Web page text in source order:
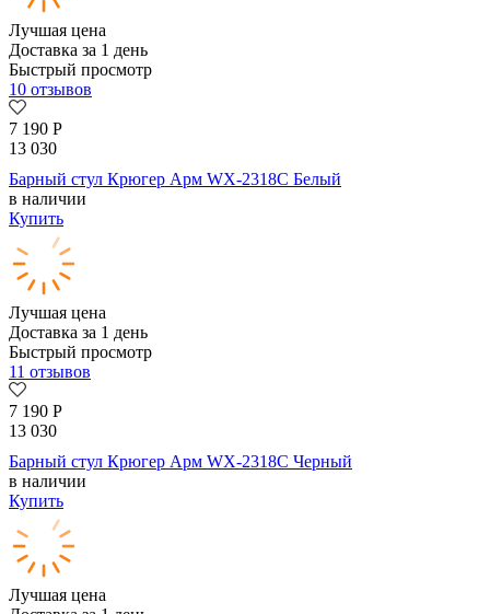
Лучшая цена
Доставка за 1 день
Быстрый просмотр
10 отзывов
7 190 Р
13 030
Барный стул Крюгер Арм WX-2318C Белый
в наличии
Купить
Лучшая цена
Доставка за 1 день
Быстрый просмотр
11 отзывов
7 190 Р
13 030
Барный стул Крюгер Арм WX-2318C Черный
в наличии
Купить
Лучшая цена